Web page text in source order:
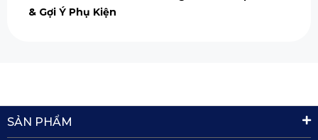
& Gợi Ý Phụ Kiện
SẢN PHẨM